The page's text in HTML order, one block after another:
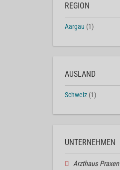
REGION
Aargau (1)
AUSLAND
Schweiz (1)
UNTERNEHMEN
Arzthaus Praxen